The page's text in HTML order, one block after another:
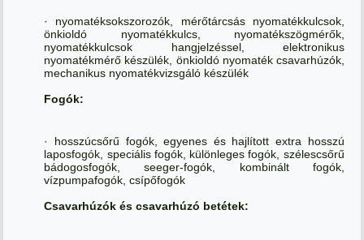
· nyomatéksokszorozók, mérőtárcsás nyomatékkulcsok,
önkioldó nyomatékkulcs, nyomatékszögmérők,
nyomatékkulcsok hangjelzéssel, elektronikus
nyomatékmérő készülék, önkioldó nyomaték csavarhúzók,
mechanikus nyomatékvizsgáló készülék
Fogók:
· hosszúcsőrű fogók, egyenes és hajlított extra hosszú
laposfogók, speciális fogók, különleges fogók, szélescsőrű
bádogosfogók, seeger-fogók, kombinált fogók,
vízpumpafogók, csípőfogók
Csavarhúzók és csavarhúzó betétek: